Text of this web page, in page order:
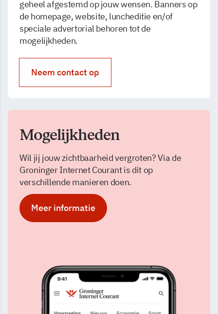
geheel afgestemd op jouw wensen. Banners op
de homepage, website, luncheditie en/of
speciale advertorial behoren tot de
mogelijkheden.
Neem contact op
Mogelijkheden
Wil jij jouw zichtbaarheid vergroten? Via de
Groninger Internet Courant is dit op
verschillende manieren doen.
Meer informatie